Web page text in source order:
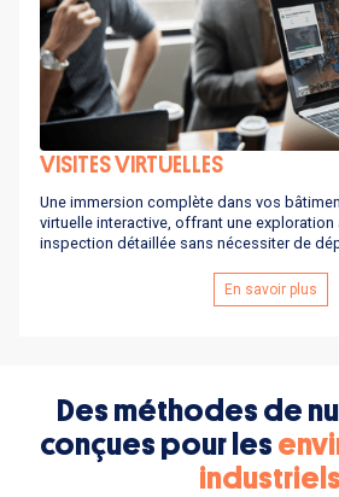
VISITES VIRTUELLES
Une immersion complète dans vos
virtuelle interactive, offrant une
inspection détaillée sans nécessiter de
En savoir plus
Des méthodes de
conçues pour les
industriels